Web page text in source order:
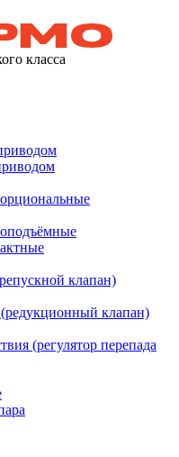
класса
клапан)
(редукционный клапан)
(регулятор перепада